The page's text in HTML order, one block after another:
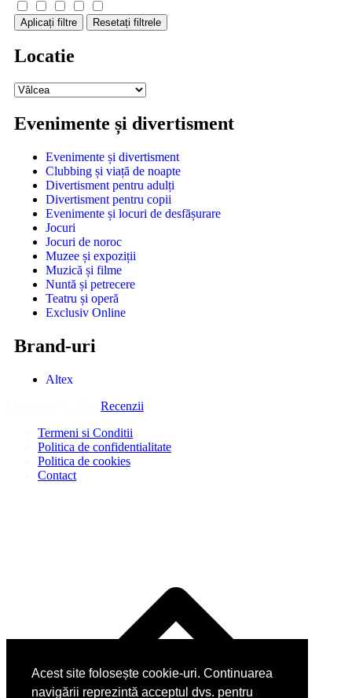
Acest site folosește cookie-uri. Continuarea
navigării reprezintă acceptul dvs. pentru
Aplicați filtre Resetați filtrele
Locatie
Evenimente și divertisment
Evenimente și divertisment
Clubbing și viață de noapte
Divertisment pentru adulți
Divertisment pentru copii
Evenimente și locuri de desfășurare
Jocuri
Jocuri de noroc
Muzee și expoziții
Muzică și filme
Nuntă și petrecere
Teatru și operă
Exclusiv Online
Brand-uri
Altex
Recenzii
Termeni si Conditii
Politica de confidentialitate
Politica de cookies
Contact